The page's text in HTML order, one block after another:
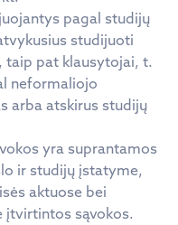
pagal studijų
studijuoti
taip pat klausytojai, t.
neformaliojo
arba atskirus studijų
yra suprantamos
ir studijų įstatyme,
aktuose bei
įtvirtintos sąvokos.